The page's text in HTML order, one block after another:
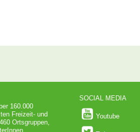
160.000
Freizeit- und
Ortsgruppen,
SOCIAL MEDIA
Youtube